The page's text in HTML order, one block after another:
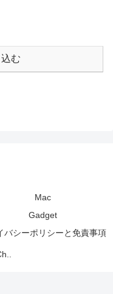
む
Mac
Gadget
バシーポリシーと免責事項